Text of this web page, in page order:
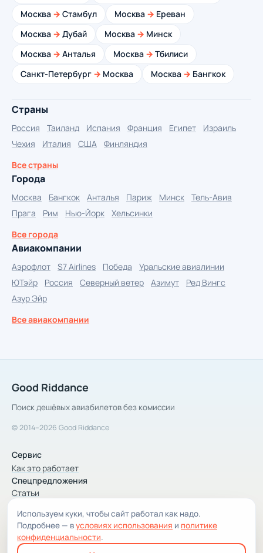
Москва → Стамбул Москва → Ереван
Москва → Дубай Москва → Минск
Москва → Анталья Москва → Тбилиси
Санкт-Петербург → Москва Москва → Бангкок
Страны
Россия Таиланд Испания Франция Египет
Израиль
Чехия
Италия США
Финляндия
Все страны
Города
Москва Бангкок Анталья Париж Минск
Тель-Авив
Прага
Рим Нью-Йорк
Хельсинки
Все города
Авиакомпании
Аэрофлот S7 Airlines Победа
Уральские авиалинии
ЮТэйр
Россия Северный ветер Азимут
Ред Вингс
Азур Эйр
Все авиакомпании
Good Riddance
Поиск дешёвых авиабилетов без комиссии
© 2014–2026 Good Riddance
Сервис
Как это работает
Спецпредложения
Статьи
Компания
Компания и контакты
Условия использования
Используем куки, чтобы сайт работал как надо.
Подробнее — вусловиях использования и политике
конфиденциальности.